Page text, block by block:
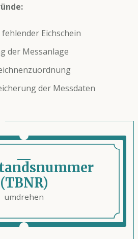
Eichschein
der Messanlage
der Messdaten
(TBNR)
umdrehen